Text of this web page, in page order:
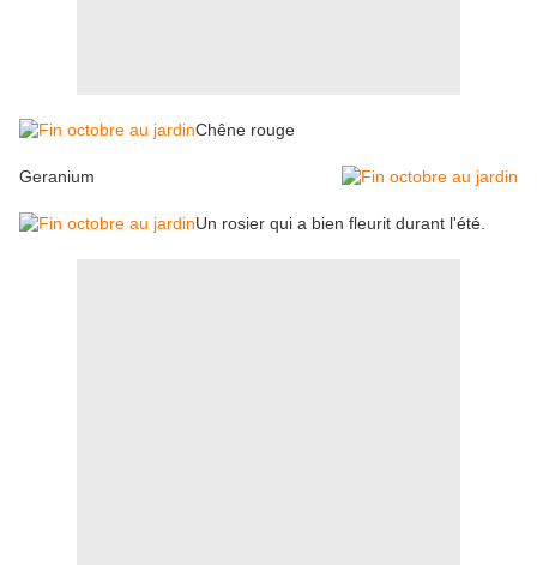
Chêne rouge
Geranium
Un rosier qui a bien fleurit durant l'été.